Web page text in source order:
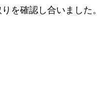
を確認し合いました。